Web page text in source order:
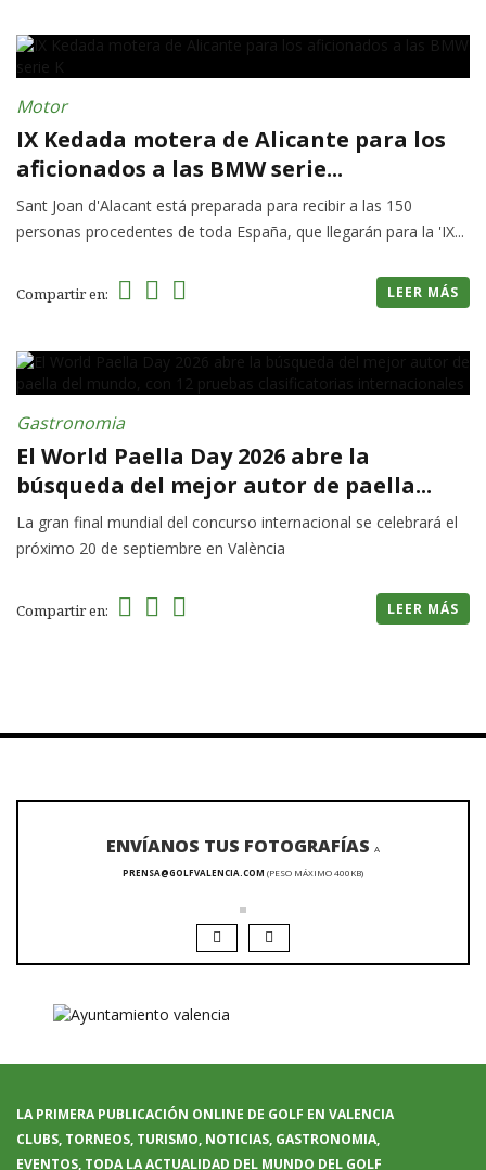
Motor
IX Kedada motera de Alicante para los
aficionados a las BMW serie...
Sant Joan d'Alacant está preparada para recibir a las 150
personas procedentes de toda España, que llegarán para la 'IX...
Compartir en: LEER MÁS
Gastronomia
El World Paella Day 2026 abre la
búsqueda del mejor autor de paella...
La gran final mundial del concurso internacional se celebrará el
próximo 20 de septiembre en València
Compartir en: LEER MÁS
ENVÍANOS TUS FOTOGRAFÍAS A
PRENSA@GOLFVALENCIA.COM (PESO MÁXIMO 400KB)
LA PRIMERA PUBLICACIÓN ONLINE DE GOLF EN VALENCIA
CLUBS, TORNEOS, TURISMO, NOTICIAS, GASTRONOMIA,
EVENTOS, TODA LA ACTUALIDAD DEL MUNDO DEL GOLF